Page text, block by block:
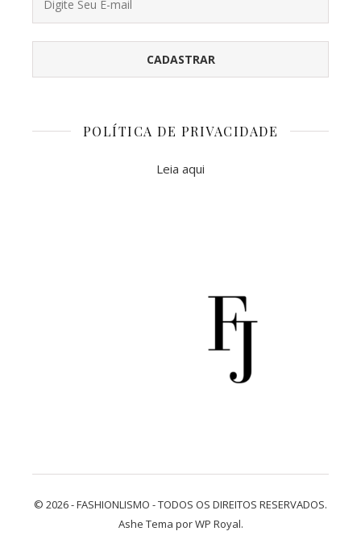
POLÍTICA DE PRIVACIDADE
Leia aqui
© 2026 - FASHIONLISMO - TODOS OS DIREITOS RESERVADOS.
Ashe Tema porWP Royal.